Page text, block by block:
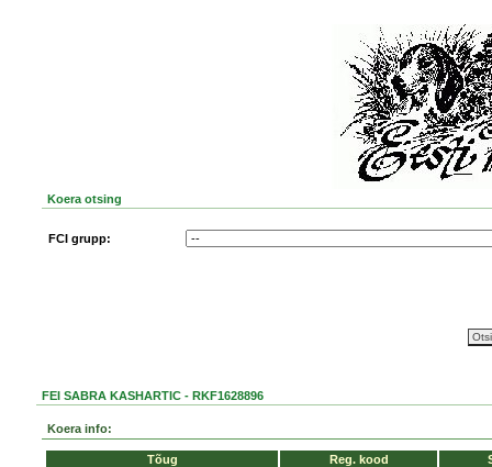
Koera otsing
FCI grupp:
FEI SABRA KASHARTIC - RKF1628896
Koera info:
Tõug Reg. kood